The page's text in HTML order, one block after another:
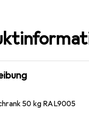
50 kg RAL9005